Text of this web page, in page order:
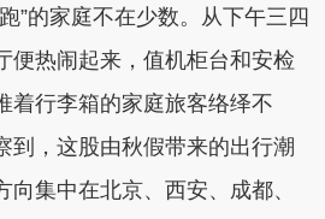
的家庭不在少数。从下午三四
便热闹起来，值机柜台和安检
着行李箱的家庭旅客络绎不
到，这股由秋假带来的出行潮
集中在北京、西安、成都、